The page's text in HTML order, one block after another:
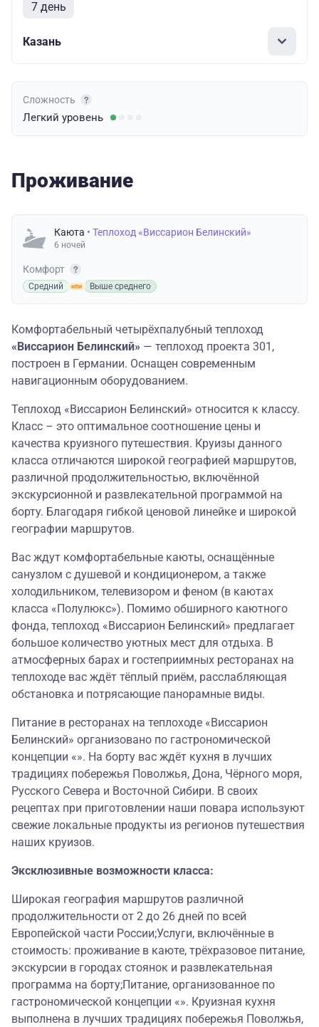
7 день
Казань
Сложность
Легкий уровень
Проживание
Каюта • Теплоход «Виссарион Белинский»
6 ночей
Комфорт
Средний Выше среднего
Комфортабельный четырёхпалубный теплоход
«Виссарион Белинский» — теплоход проекта 301,
построен в Германии. Оснащен современным
навигационным оборудованием.
Теплоход «Виссарион Белинский» относится к классу.
Класс – это оптимальное соотношение цены и
качества круизного путешествия. Круизы данного
класса отличаются широкой географией маршрутов,
различной продолжительностью, включённой
экскурсионной и развлекательной программой на
борту. Благодаря гибкой ценовой линейке и широкой
географии маршрутов.
Вас ждут комфортабельные каюты, оснащённые
санузлом с душевой и кондиционером, а также
холодильником, телевизором и феном (в каютах
класса «Полулюкс»). Помимо обширного каютного
фонда, теплоход «Виссарион Белинский» предлагает
большое количество уютных мест для отдыха. В
атмосферных барах и гостеприимных ресторанах на
теплоходе вас ждёт тёплый приём, расслабляющая
обстановка и потрясающие панорамные виды.
Питание в ресторанах на теплоходе «Виссарион
Белинский» организовано по гастрономической
концепции «». На борту вас ждёт кухня в лучших
традициях побережья Поволжья, Дона, Чёрного моря,
Русского Севера и Восточной Сибири. В своих
рецептах при приготовлении наши повара используют
свежие локальные продукты из регионов путешествия
наших круизов.
Эксклюзивные возможности класса:
Широкая география маршрутов различной
продолжительности от 2 до 26 дней по всей
Европейской части России;Услуги, включённые в
стоимость: проживание в каюте, трёхразовое питание,
экскурсии в городах стоянок и развлекательная
программа на борту;Питание, организованное по
гастрономической концепции «». Круизная кухня
выполнена в лучших традициях побережья Поволжья,